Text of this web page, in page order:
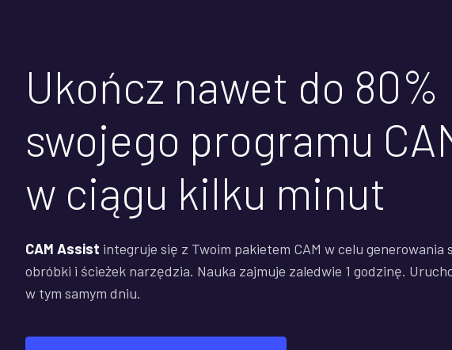
Ukończ nawet do 80%
swojego programu
w ciągu kilku minut
CAM Assist integruje się z Twoim pakietem CAM w celu generowania
obróbki i ścieżek narzędzia. Nauka zajmuje zaledwie 1 godzinę.
w tym samym dniu.